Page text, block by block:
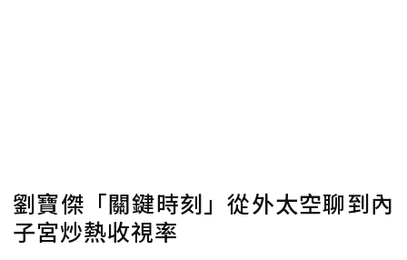
劉寶傑「關鍵時刻」從外太空聊到內
子宮炒熱收視率